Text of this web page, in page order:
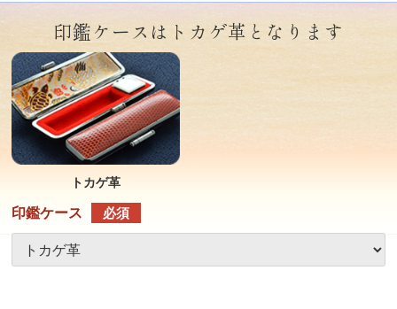
印鑑ケースはトカゲ革となります
トカゲ革
印鑑ケース 必須